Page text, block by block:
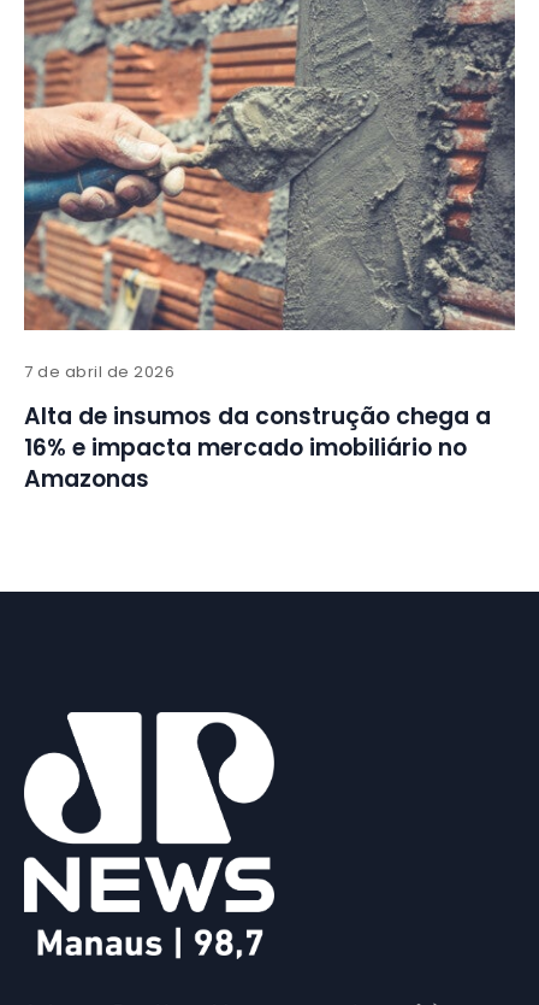
7 de abril de 2026
Alta de insumos da construção chega a
16% e impacta mercado imobiliário no
Amazonas